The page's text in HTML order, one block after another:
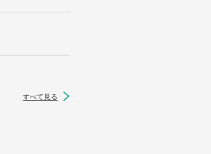
すべて見る